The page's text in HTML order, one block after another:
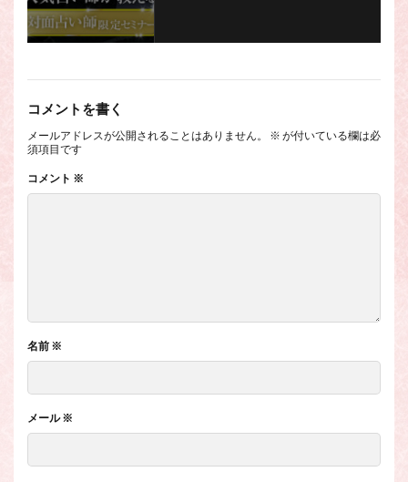
コメントを書く
メールアドレスが公開されることはありません。 ※ が付いている欄は必
須項目です
コメント ※
名前 ※
メール※